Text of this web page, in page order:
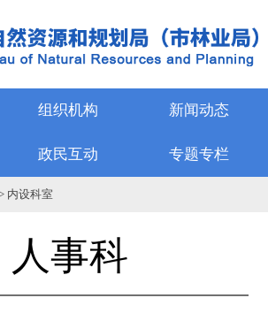
组织机构 新闻动态
政民互动 专题专栏
内设科室
人事科